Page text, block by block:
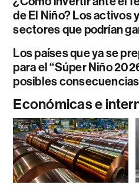
de El Niño? Los activos y
sectores que podrían
Los países que ya se
para el “Súper Niño
posibles consecuencias
Económicas e